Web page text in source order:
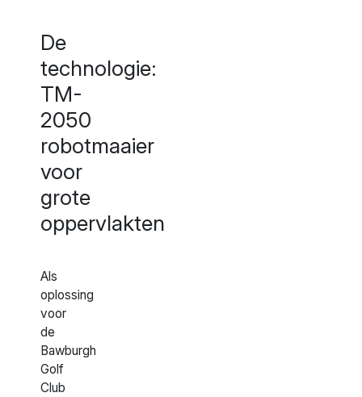
De
technologie:
TM-
2050
robotmaaier
voor
grote
oppervlakten
Als
oplossing
voor
de
Bawburgh
Golf
Club